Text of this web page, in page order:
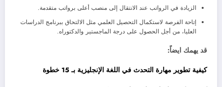
الزيادة في الرواتب عند الانتقال إلى منصب أعلى برواتب متقدمة.
إتاحة الفرصة لاستكمال التحصيل العلمي مثل الالتحاق ببرنامج الدراسات
العليا، من أجل الحصول على درجة الماجستير والدكتوراه.
قد يهمك ايضاً:
كيفية تطوير مهارة التحدث في اللغة الإنجليزية بـ 15 خطوة